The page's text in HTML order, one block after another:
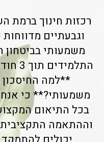
רכזות חינוך ברמת
וגבעתיים
משמעותי בביטחון
**למה
משמעותי?** כי
בכל התיאום
וההתאמה